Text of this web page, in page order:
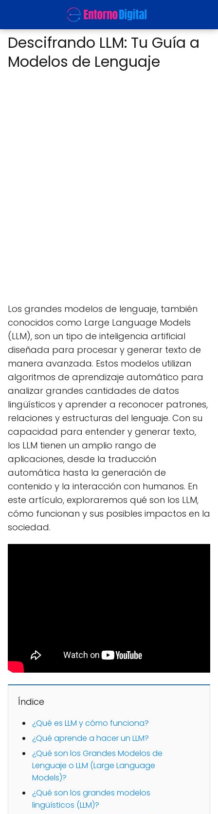
Descifrando LLM: Tu Guía a
Modelos de Lenguaje
Los grandes modelos de lenguaje, también
conocidos como Large Language Models
(LLM), son un tipo de inteligencia artificial
diseñada para procesar y generar texto de
manera avanzada. Estos modelos utilizan
algoritmos de aprendizaje automático para
analizar grandes cantidades de datos
lingüísticos y aprender a reconocer patrones,
relaciones y estructuras del lenguaje. Con su
capacidad para entender y generar texto,
los LLM tienen un amplio rango de
aplicaciones, desde la traducción
automática hasta la generación de
contenido y la interacción con humanos. En
este artículo, exploraremos qué son los LLM,
cómo funcionan y sus posibles impactos en la
sociedad.
Índice
¿Qué es LLM y cómo funciona?
¿Qué aprende a hacer un LLM?
¿Qué son los Grandes Modelos de
Lenguaje o LLM (Large Language
Models)?
¿Qué son los grandes modelos
lingüísticos (LLM)?